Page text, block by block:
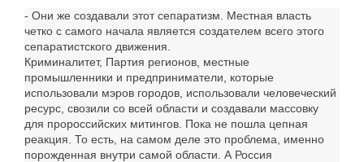
- Они же создавали этот сепаратизм. Местная власть
четко с самого начала является создателем всего этого
сепаратистского движения.
Криминалитет, Партия регионов, местные
промышленники и предприниматели, которые
использовали мэров городов, использовали человеческий
ресурс, свозили со всей области и создавали массовку
для пророссийских митингов. Пока не пошла цепная
реакция. То есть, на самом деле это проблема, именно
порожденная внутри самой области. А Россия